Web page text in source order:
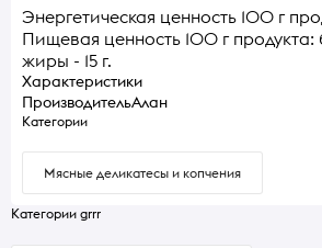
Энергетическая ценность 100 г
Пищевая ценность 100 г продукта:
жиры - 15 г.
Характеристики
ПроизводительАлан
Категории
Мясные деликатесы и копчения
Категории grrr